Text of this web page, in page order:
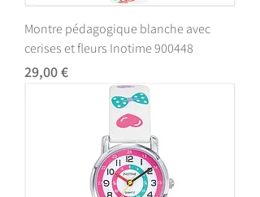
Montre pédagogique blanche avec
cerises et fleurs Inotime 900448
Prix
29,00 €